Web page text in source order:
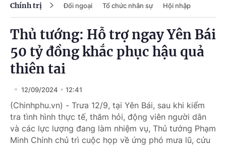
Chính trị Đối ngoại Tổ chức nhân sự Hội nhập
Thủ tướng: Hỗ trợ ngay Yên Bái
50 tỷ đồng khắc phục hậu quả
thiên tai
12/09/2024 12:41
(Chinhphu.vn) - Trưa 12/9, tại Yên Bái, sau khi kiểm
tra tình hình thực tế, thăm hỏi, động viên người dân
và các lực lượng đang làm nhiệm vụ, Thủ tướng Phạm
Minh Chính chủ trì cuộc họp về ứng phó mưa lũ, cứu